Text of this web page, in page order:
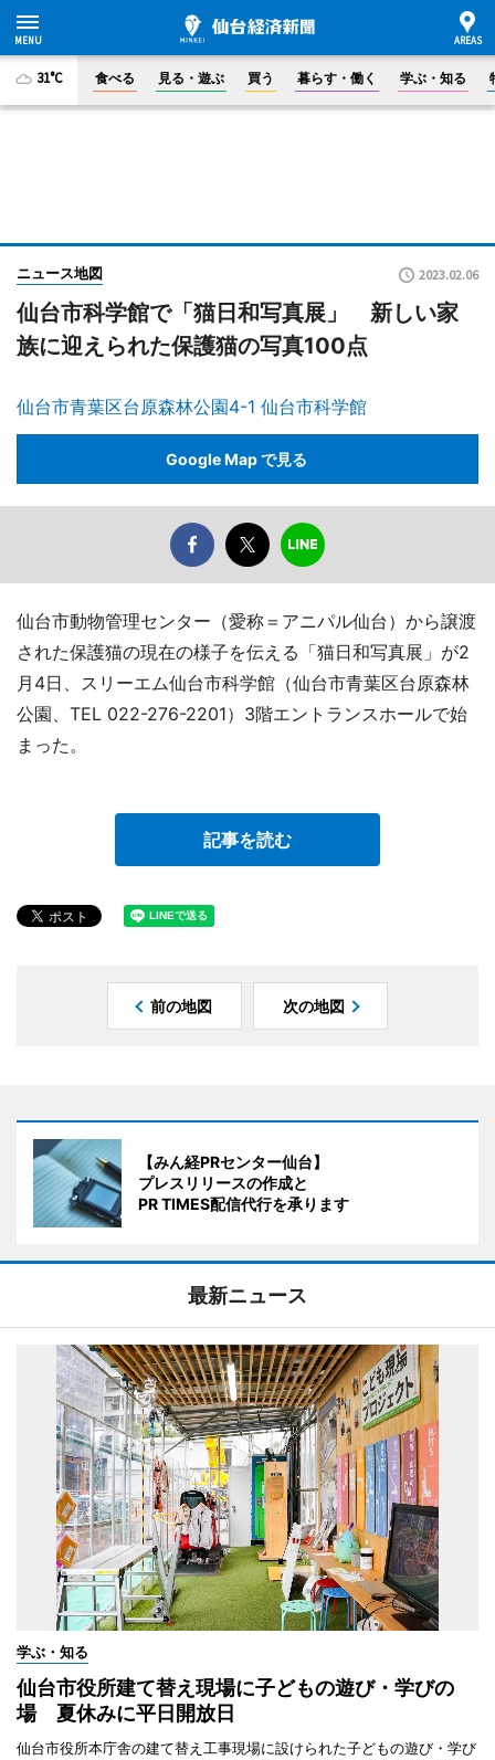
31°C 食べる 見る・遊ぶ 買う 暮らす・働く 学ぶ・知る
ニュース地図 2023.02.06
仙台市科学館で「猫日和写真展」 新しい家
族に迎えられた保護猫の写真100点
仙台市青葉区台原森林公園4-1 仙台市科学館
Google Map で見る
仙台市動物管理センター（愛称＝アニパル仙台）から譲渡
された保護猫の現在の様子を伝える「猫日和写真展」が2
月4日、スリーエム仙台市科学館（仙台市青葉区台原森林
公園、TEL 022-276-2201）3階エントランスホールで始
まった。
記事を読む
前の地図 次の地図
【みん経PRセンター仙台】
プレスリリースの作成と
PR TIMES配信代行を承ります
最新ニュース
学ぶ・知る
仙台市役所建て替え現場に子どもの遊び・学びの
場 夏休みに平日開放日
仙台市役所本庁舎の建て替え工事現場に設けられた子どもの遊び・学び